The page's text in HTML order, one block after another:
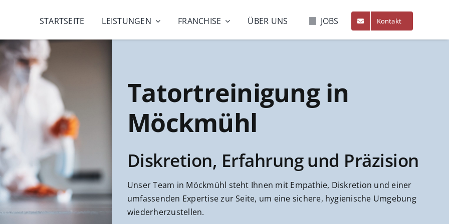
STARTSEITE LEISTUNGEN FRANCHISE ÜBER UNS JOBS Kontakt
Tatortreinigung in
Möckmühl
Diskretion, Erfahrung und Präzision
Unser Team in Möckmühl steht Ihnen mit Empathie, Diskretion und einer
umfassenden Expertise zur Seite, um eine sichere, hygienische Umgebung
wiederherzustellen.